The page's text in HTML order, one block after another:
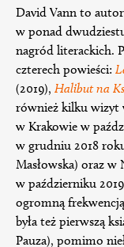
David Vann to
w ponad
nagród literackich.
czterech powieści:
(2019), Halibut na
również kilku wizyt
w Krakowie w
w grudniu 2018
Masłowska) oraz w
w październiku
ogromną
była też pierwszą
Pauza), pomimo